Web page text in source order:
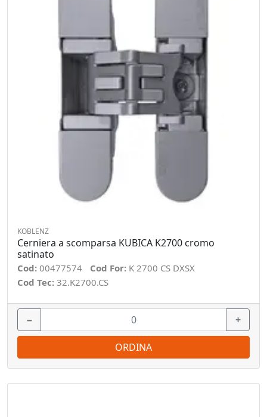
KOBLENZ
Cerniera a scomparsa KUBICA K2700 cromo
satinato
Cod: 00477574 Cod For: K 2700 CS DXSX
Cod Tec: 32.K2700.CS
− +
ORDINA